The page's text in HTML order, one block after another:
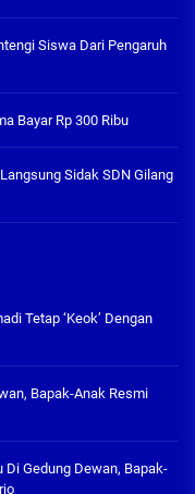
Siswa Dari Pengaruh
Bayar Rp 300 Ribu
Sidak SDN Gilang
Tetap ‘Keok’ Dengan
Bapak-Anak Resmi
Di Gedung Dewan, Bapak-